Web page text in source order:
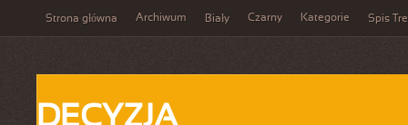
Strona główna Archiwum Biały Czarny Kategorie Spis
DECYZJA